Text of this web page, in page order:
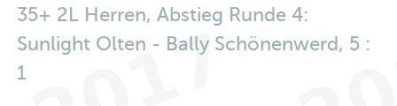
35+ 2L Herren, Abstieg Runde 4:
Sunlight Olten - Bally Schönenwerd, 5 :
1